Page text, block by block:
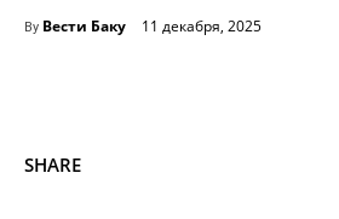
By Вести Баку 11 декабря, 2025
SHARE